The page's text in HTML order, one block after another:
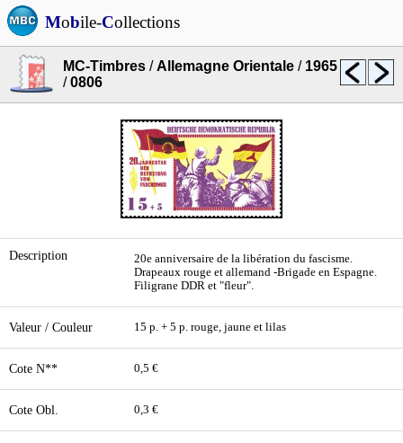
Mobile-Collections
MC-Timbres /Allemagne Orientale / 1965
/0806
Description
20e anniversaire de la libération du fascisme.
Drapeaux rouge et allemand -Brigade en Espagne.
Filigrane DDR et "fleur".
Valeur / Couleur 15 p. + 5 p. rouge, jaune et lilas
Cote N** 0,5 €
Cote Obl. 0,3 €